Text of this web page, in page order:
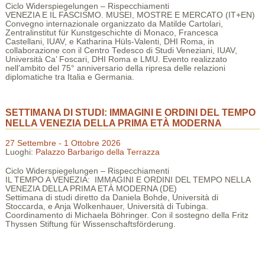
Ciclo Widerspiegelungen – Rispecchiamenti
VENEZIA E IL FASCISMO. MUSEI, MOSTRE E MERCATO (IT+EN)
Convegno internazionale organizzato da Matilde Cartolari,
Zentralinstitut für Kunstgeschichte di Monaco, Francesca
Castellani, IUAV, e Katharina Hüls-Valenti, DHI Roma, in
collaborazione con il Centro Tedesco di Studi Veneziani, IUAV,
Università Ca’ Foscari, DHI Roma e LMU. Evento realizzato
nell’ambito del 75° anniversario della ripresa delle relazioni
diplomatiche tra Italia e Germania.
SETTIMANA DI STUDI: IMMAGINI E ORDINI DEL TEMPO
NELLA VENEZIA DELLA PRIMA ETÀ MODERNA
27 Settembre - 1 Ottobre 2026
Luoghi: Palazzo Barbarigo della Terrazza
Ciclo Widerspiegelungen – Rispecchiamenti
IL TEMPO A VENEZIA: IMMAGINI E ORDINI DEL TEMPO NELLA
VENEZIA DELLA PRIMA ETÀ MODERNA (DE)
Settimana di studi diretto da Daniela Bohde, Università di
Stoccarda, e Anja Wolkenhauer, Università di Tubinga.
Coordinamento di Michaela Böhringer. Con il sostegno della Fritz
Thyssen Stiftung für Wissenschaftsförderung.